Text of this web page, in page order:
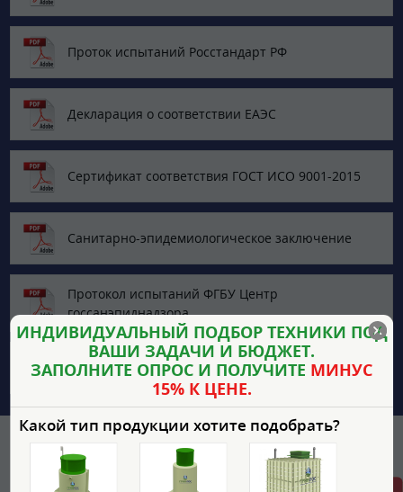
Проток испытаний Росстандарт РФ
Декларация о соответствии ЕАЭС
Сертификат соответствия ГОСТ ИСО 9001-2015
Санитарно-эпидемиологическое заключение
Протокол испытаний ФГБУ Центр
госсанэпиднадзора
Технический паспорт Гринлос Колодец
Внутреннее устройство ГРИНЛОС Колодец П
1200/2500
ИНДИВИДУАЛЬНЫЙ ПОДБОР ТЕХНИКИ ПОД
ВАШИ ЗАДАЧИ И БЮДЖЕТ.
ЗАПОЛНИТЕ ОПРОС И ПОЛУЧИТЕ МИНУС
15% К ЦЕНЕ.
Какой тип продукции хотите подобрать?